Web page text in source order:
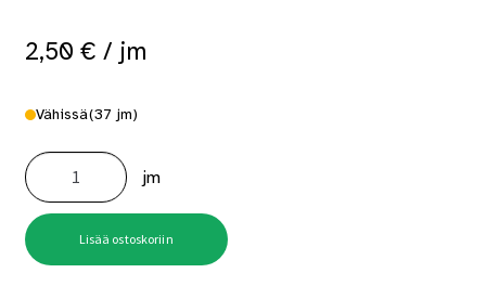
2,50 € / jm
Vähissä(37 jm)
Höylälista
SH
28x28
Mänty
Puuvalmis
määrä
jm
Lisää ostoskoriin